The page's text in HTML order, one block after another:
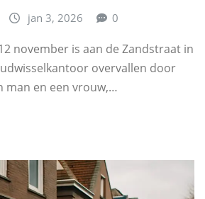
jan 3, 2026 0
november is aan de Zandstraat in
overvallen door
man en een vrouw,…